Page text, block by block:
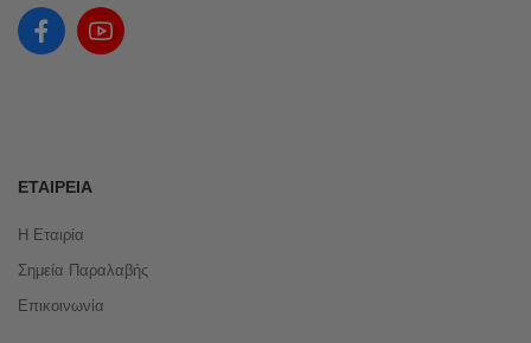
ΕΤΑΙΡΕΊΑ
Η Εταιρία
Σημεία Παραλαβής
Επικοινωνία